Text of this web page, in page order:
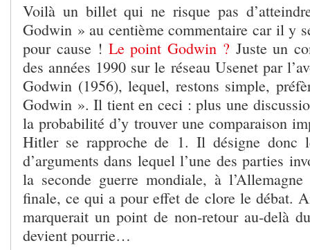
Voilà un billet qui ne risque pas
Godwin » au centième commentaire car il y
pour cause ! Le point Godwin ? Juste un
des années 1990 sur le réseau Usenet par
Godwin (1956), lequel, restons simple,
Godwin ». Il tient en ceci : plus une
la probabilité d’y trouver une comparaison
Hitler se rapproche de 1. Il désigne donc
d’arguments dans lequel l’une des parties
la seconde guerre mondiale, à
finale, ce qui a pour effet de clore le débat.
marquerait un point de non-retour au-delà
devient pourrie…